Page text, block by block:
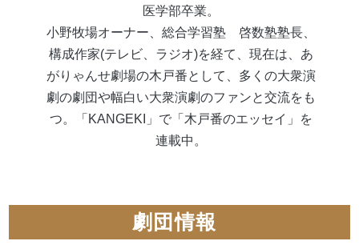
医学部卒業。
小野牧場オーナー、総合学習塾 啓数塾塾長、
構成作家(テレビ、ラジオ)を経て、 現在は、あ
がりゃんせ劇場の木戸番として、多くの大衆演
劇の劇団や幅白い大衆演劇のファンと交流をも
つ。「KANGEKI 」で「木戸番のエッセイ」を
連載中。
劇団情報